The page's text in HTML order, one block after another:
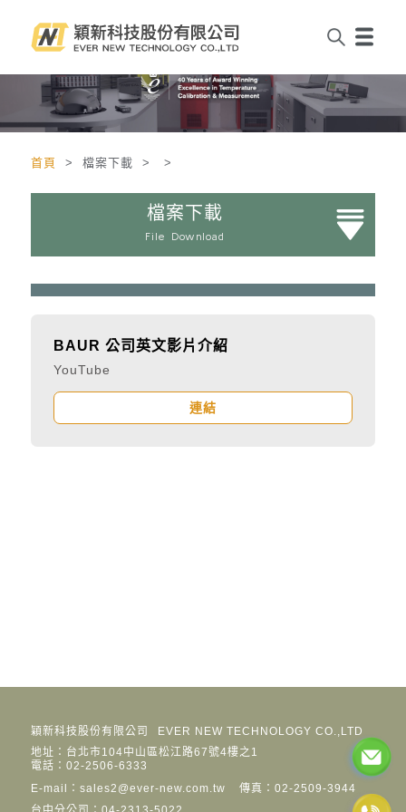
首頁 > 檔案下載 > >
檔案下載
File Download
BAUR 公司英文影片介紹
YouTube
連結
穎新科技股份有限公司
EVER NEW TECHNOLOGY CO.,LTD
地址：台北市104中山區松江路67號4樓之1
電話：02-2506-6333
E-mail：sales2@ever-new.com.tw
傳真：02-2509-3944